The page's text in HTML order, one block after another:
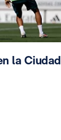
la Ciudad